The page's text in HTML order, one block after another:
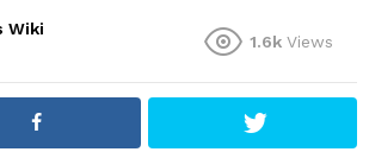
Wiki
1.6k Views